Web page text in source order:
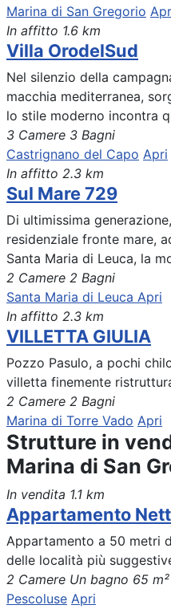
Marina di San Gregorio
In affitto 1.6 km
Villa OrodelSud
Nel silenzio della
macchia mediterranea,
lo stile moderno incontra
3 Camere 3 Bagni
Castrignano del Capo Apri
In affitto 2.3 km
Sul Mare 729
Di ultimissima
residenziale fronte mare,
Santa Maria di Leuca, la
2 Camere 2 Bagni
Santa Maria di Leuca Apri
In affitto 2.3 km
VILLETTA GIULIA
Pozzo Pasulo, a pochi
villetta finemente
2 Camere 2 Bagni
Marina di Torre Vado Apri
Strutture in
Marina di San
In vendita 1.1 km
Appartamento
Appartamento a 50 metri
delle località più
2 Camere Un bagno 65 m²
Pescoluse Apri